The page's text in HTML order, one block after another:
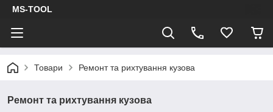
MS-TOOL
Товари Ремонт та рихтування кузова
Ремонт та рихтування кузова